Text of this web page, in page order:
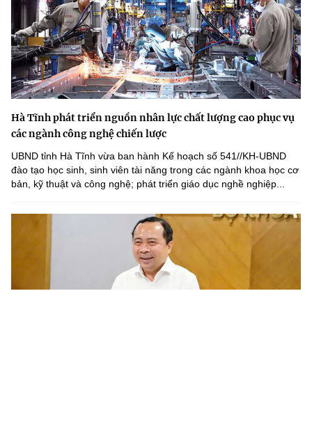
Hà Tĩnh phát triển nguồn nhân lực chất lượng cao phục vụ
các ngành công nghệ chiến lược
UBND tỉnh Hà Tĩnh vừa ban hành Kế hoạch số 541//KH-UBND
đào tạo học sinh, sinh viên tài năng trong các ngành khoa học cơ
bản, kỹ thuật và công nghệ; phát triển giáo dục nghề nghiệp...